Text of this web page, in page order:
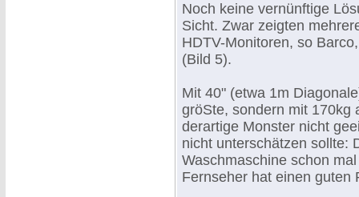
Noch keine vernünftige
Sicht. Zwar zeigten
HDTV-Monitoren, so
(Bild 5).
Mit 40" (etwa 1m
gröSte, sondern mit 170kg
derartige Monster nicht
nicht unterschätzen sollte:
Waschmaschine schon
Fernseher hat einen guten